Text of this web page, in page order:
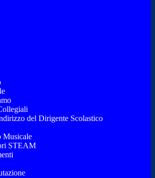
del Dirigente Scolastico
Musicale
STEAM